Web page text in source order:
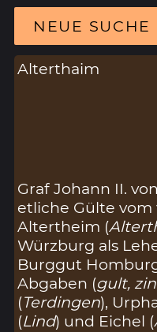
NEUE SUCHE
Alterthaim
Graf Johann II.
etliche Gülte
Altertheim (
Würzburg als
Burggut
Abgaben (gult,
(Terdingen),
(Lind) und Eichel (